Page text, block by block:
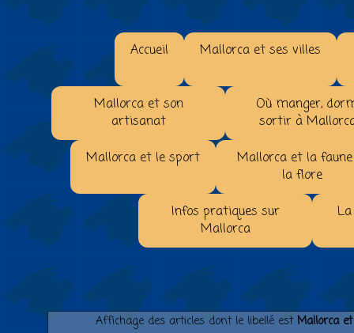
Accueil Mallorca et ses villes
Mallorca et son
artisanat
Où manger,
sortir à
Mallorca et le sport
Mallorca et la
la flore
Infos pratiques sur
Mallorca
Affichage des articles dont le libellé estMallorca